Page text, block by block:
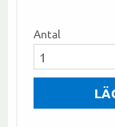
Antal